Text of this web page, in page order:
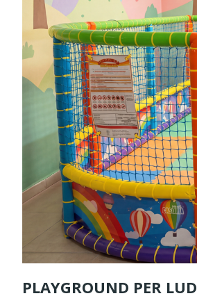
Attrezzatura per
ludoteche: sicurezza,
collaudi e arredi funzionali
Quando si progetta una ludoteca,
l’attenzione viene spesso
concentrata sui giochi principali:
playground, gonfiabili,...
Leggi di più
i
PLAYGROUND PER